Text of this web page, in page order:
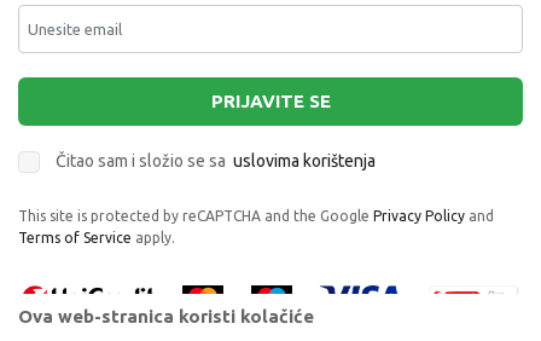
PRIJAVITE SE
Čitao sam i složio se sa uslovima korištenja
This site is protected by reCAPTCHA and the Google Privacy Policy and
Terms of Service apply.
Ova web-stranica koristi kolačiće